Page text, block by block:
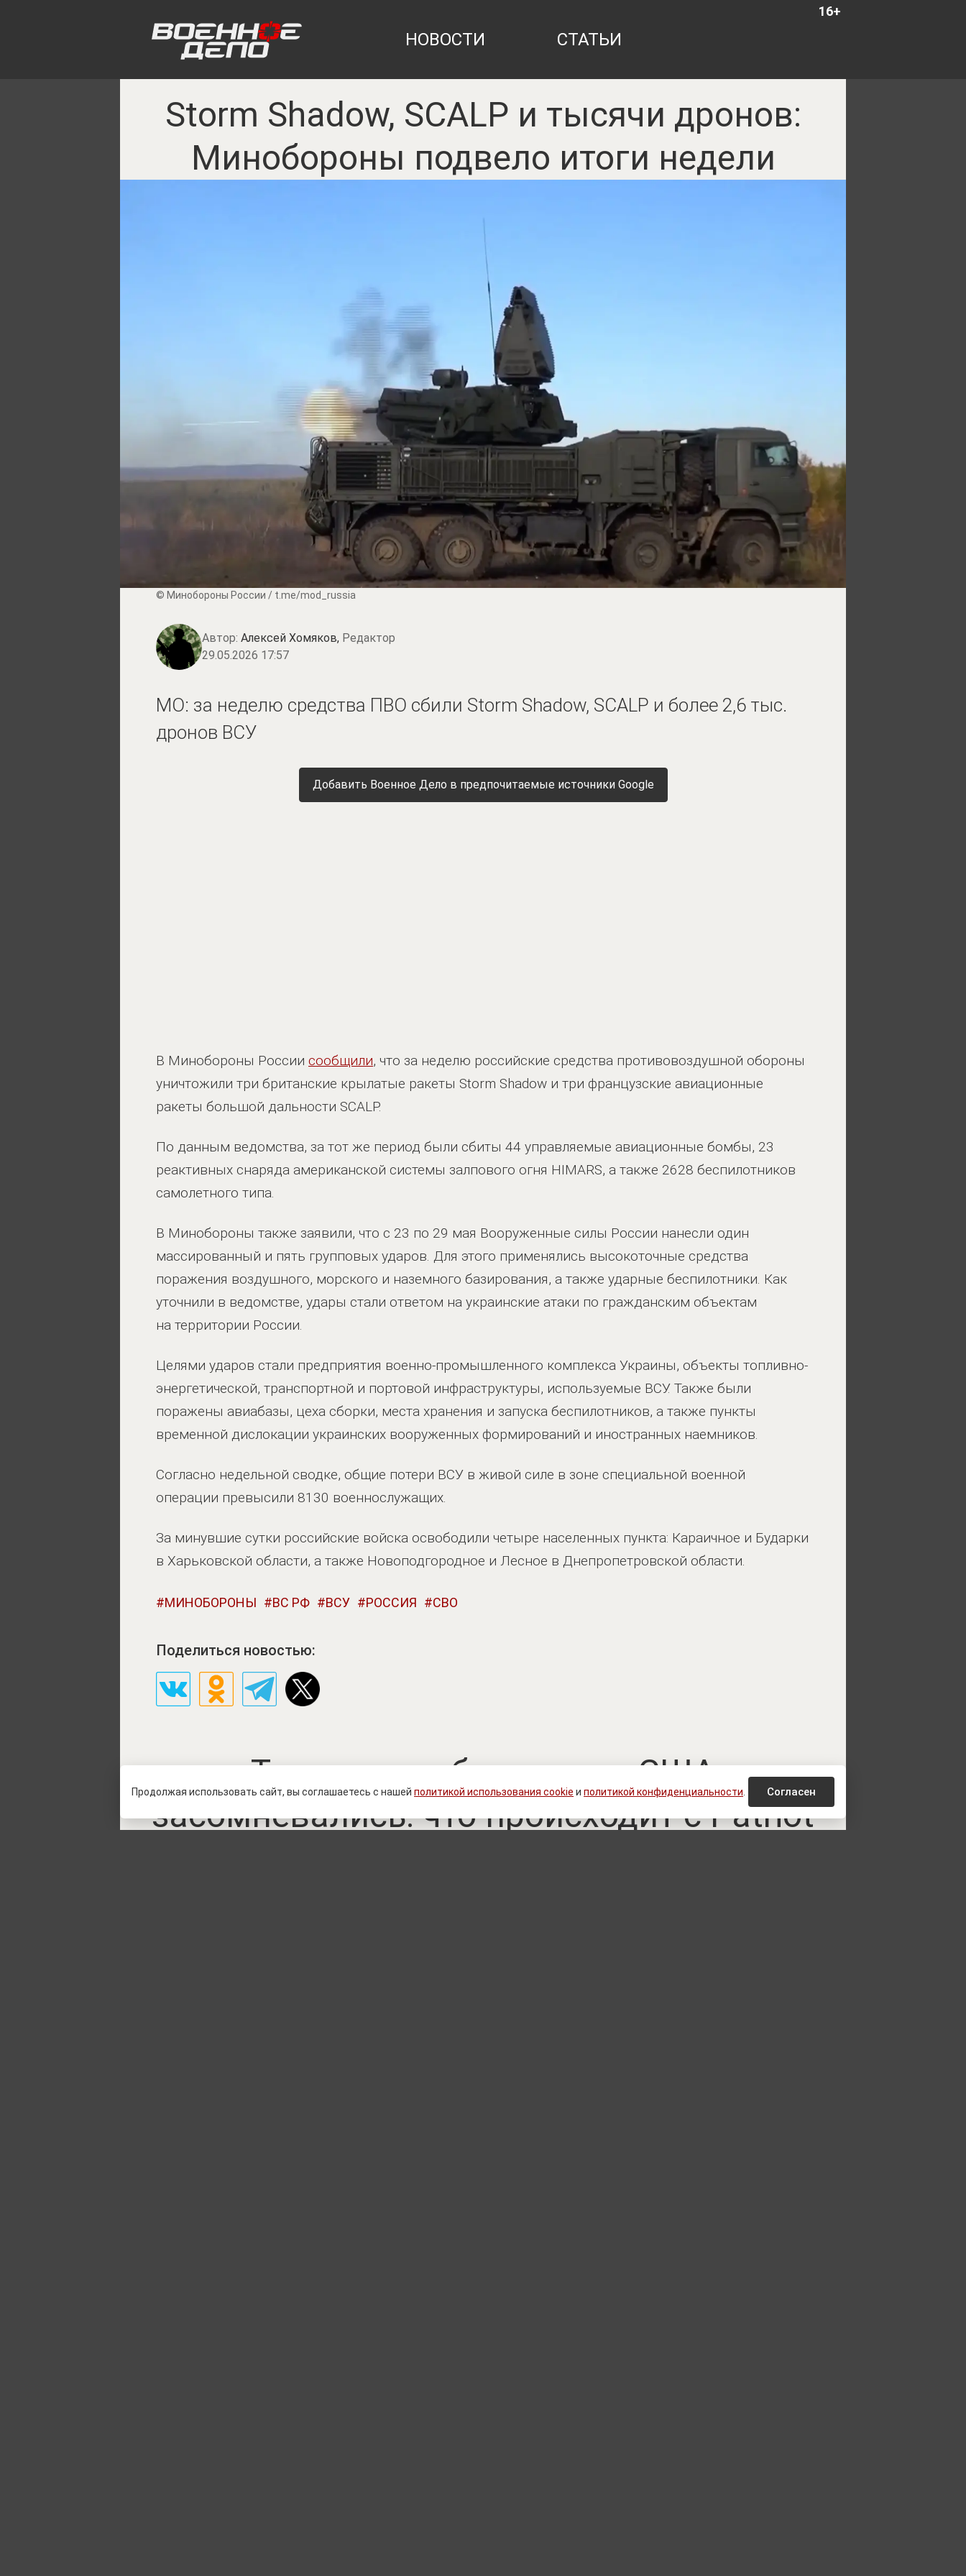
16+
НОВОСТИ СТАТЬИ
Storm Shadow, SCALP и тысячи дронов:
Минобороны подвело итоги недели
© Минобороны России / t.me/mod_russia
Автор: Алексей Хомяков, Редактор
29.05.2026 17:57
МО: за неделю средства ПВО сбили Storm Shadow, SCALP и более 2,6 тыс.
дронов ВСУ
Добавить Военное Дело в предпочитаемые источники Google
В Минобороны России сообщили, что за неделю российские средства противовоздушной обороны
уничтожили три британские крылатые ракеты Storm Shadow и три французские авиационные
ракеты большой дальности SCALP.
По данным ведомства, за тот же период были сбиты 44 управляемые авиационные бомбы, 23
реактивных снаряда американской системы залпового огня HIMARS, а также 2628 беспилотников
самолетного типа.
В Минобороны также заявили, что с 23 по 29 мая Вооруженные силы России нанесли один
массированный и пять групповых ударов. Для этого применялись высокоточные средства
поражения воздушного, морского и наземного базирования, а также ударные беспилотники. Как
уточнили в ведомстве, удары стали ответом на украинские атаки по гражданским объектам
на территории России.
Целями ударов стали предприятия военно-промышленного комплекса Украины, объекты топливно-
энергетической, транспортной и портовой инфраструктуры, используемые ВСУ. Также были
поражены авиабазы, цеха сборки, места хранения и запуска беспилотников, а также пункты
временной дислокации украинских вооруженных формирований и иностранных наемников.
Согласно недельной сводке, общие потери ВСУ в живой силе в зоне специальной военной
операции превысили 8130 военнослужащих.
За минувшие сутки российские войска освободили четыре населенных пункта: Караичное и Бударки
в Харьковской области, а также Новоподгородное и Лесное в Днепропетровской области.
МИНОБОРОНЫ ВС РФ ВСУ РОССИЯ СВО
Поделиться новостью:
Трамп дал обещание, в США
засомневались: что происходит с Patriot
Продолжая использовать сайт, вы соглашаетесь с нашей политикой использования cookie и политикой конфиденциальности Согласен